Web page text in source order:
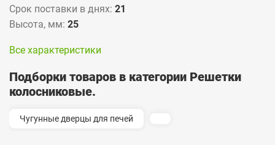
Срок поставки в днях: 21
Высота, мм: 25
Все характеристики
Подборки товаров в категории Решетки
колосниковые.
Чугунные дверцы для печей